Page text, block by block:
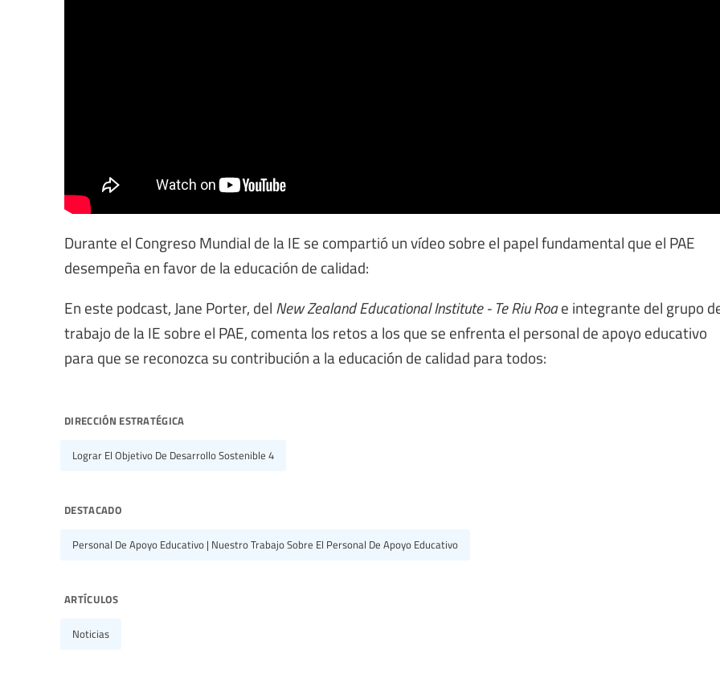
Durante el Congreso Mundial de la IE se compartió un vídeo sobre el papel fundamental que el PAE
desempeña en favor de la educación de calidad:
En este podcast, Jane Porter, del New Zealand Educational Institute - Te Riu Roae integrante del grupo
trabajo de la IE sobre el PAE, comenta los retos a los que se enfrenta el personal de apoyo educativo
para que se reconozca su contribución a la educación de calidad para todos:
dirección estratégica
Lograr El Objetivo De Desarrollo Sostenible 4
destacado
Personal De Apoyo Educativo | Nuestro Trabajo Sobre El Personal De Apoyo Educativo
artículos
Noticias